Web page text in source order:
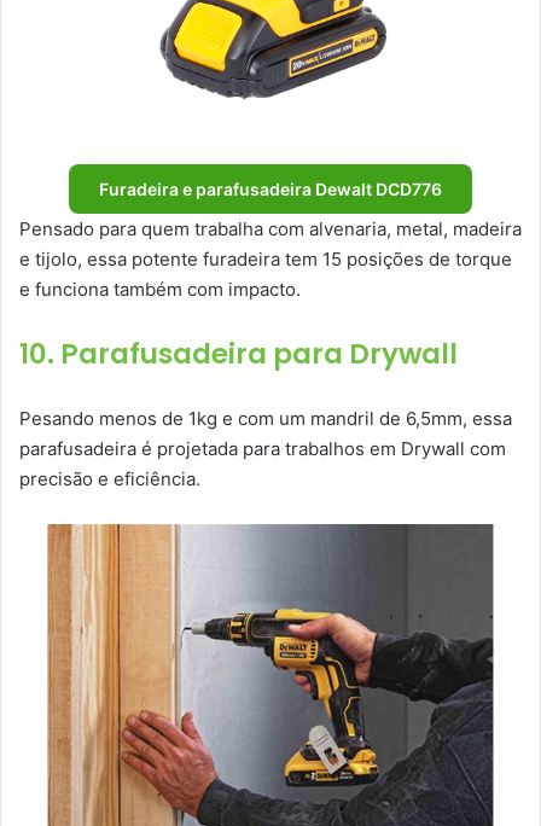
Furadeira e parafusadeira Dewalt DCD776
Pensado para quem trabalha com alvenaria, metal, madeira
e tijolo, essa potente furadeira tem 15 posições de torque
e funciona também com impacto.
10. Parafusadeira para Drywall
Pesando menos de 1kg e com um mandril de 6,5mm, essa
parafusadeira é projetada para trabalhos em Drywall com
precisão e eficiência.